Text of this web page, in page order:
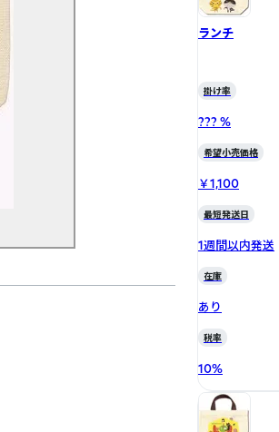
ランチ
掛け率
??? %
希望小売価格
￥1,100
最短発送日
1週間以内発送
在庫
あり
税率
10%